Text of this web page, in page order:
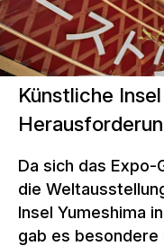
Künstliche
Da sich das
die
Insel Yumeshima
gab es